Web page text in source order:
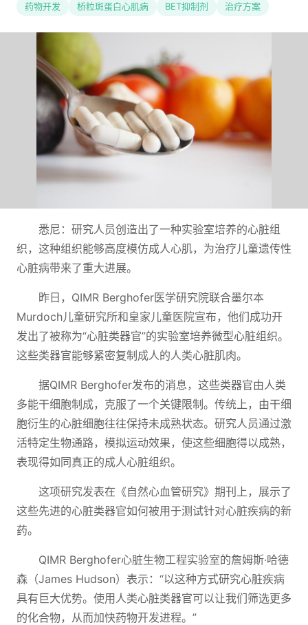
药物开发
桥粒斑蛋白心肌病 BET抑制剂 治疗方案
悉尼：研究人员创造出了一种实验室培养的心脏组
织，这种组织能够高度模仿成人心肌，为治疗儿童遗传性
心脏病带来了重大进展。
昨日，QIMR Berghofer医学研究院联合墨尔本
Murdoch儿童研究所和皇家儿童医院宣布，他们成功开
发出了被称为“心脏类器官”的实验室培养微型心脏组织。
这些类器官能够紧密复制成人的人类心脏肌肉。
据QIMR Berghofer发布的消息，这些类器官由人类
多能干细胞制成，克服了一个关键限制。传统上，由干细
胞衍生的心脏细胞往往保持未成熟状态。研究人员通过激
活特定生物通路，模拟运动效果，使这些细胞得以成熟，
表现得如同真正的成人心脏组织。
这项研究发表在《自然心血管研究》期刊上，展示了
这些先进的心脏类器官如何被用于测试针对心脏疾病的新
药。
QIMR Berghofer心脏生物工程实验室的詹姆斯·哈德
森（James Hudson）表示：“以这种方式研究心脏疾病
具有巨大优势。使用人类心脏类器官可以让我们筛选更多
的化合物，从而加快药物开发进程。”